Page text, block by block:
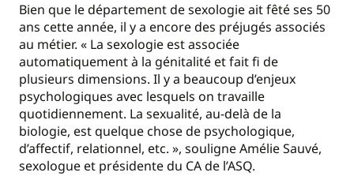
Bien que le département de sexologie ait fêté ses 50
ans cette année, il y a encore des préjugés associés
au métier. « La sexologie est associée
automatiquement à la génitalité et fait fi de
plusieurs dimensions. Il y a beaucoup d’enjeux
psychologiques avec lesquels on travaille
quotidiennement. La sexualité, au-delà de la
biologie, est quelque chose de psychologique,
d’affectif, relationnel, etc. », souligne Amélie Sauvé,
sexologue et présidente du CA de l’ASQ.